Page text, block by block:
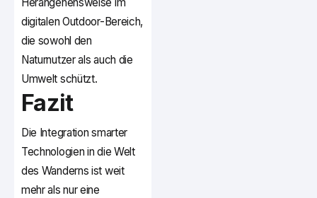
digitalen Outdoor-Bereich,
die sowohl den
Naturnutzer als auch die
Umwelt schützt.
Fazit
Die Integration smarter
Technologien in die Welt
des Wanderns ist weit
mehr als nur eine